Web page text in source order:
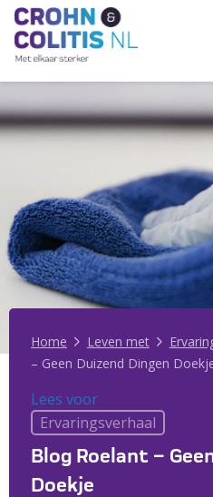
NL
Over Crohn en colitis (IBD)
Leven met
Activiteiten & Contact
Help mee
Over ons
Voor professionals
Home Leven met
– Geen Duizend Dingen
Lees voorLees voor
Ervaringsverhaal
Blog Roelant –
Doekje